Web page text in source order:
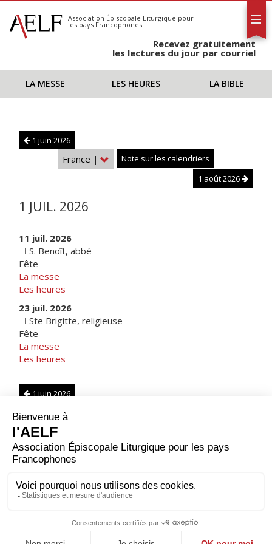
S'abonner
Calendrier
Association Épiscopale Liturgique pour
les pays Francophones
Recevez gratuitement
les lectures du jour par courriel
LA MESSE LES HEURES LA BIBLE
1 juin 2026
France |
Note sur les calendriers
1 août 2026
1 JUIL. 2026
11 juil. 2026
S. Benoît, abbé
Fête
La messe
Les heures
23 juil. 2026
Ste Brigitte, religieuse
Fête
La messe
Les heures
1 juin 2026
France